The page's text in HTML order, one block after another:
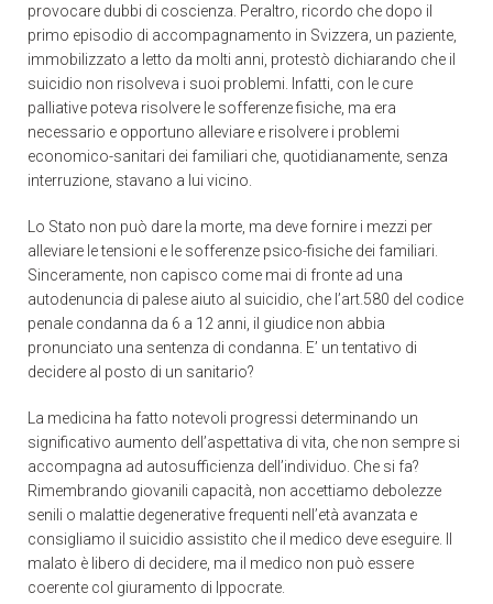
provocare dubbi di coscienza. Peraltro, ricordo che dopo il
primo episodio di accompagnamento in Svizzera, un paziente,
immobilizzato a letto da molti anni, protestò dichiarando che il
suicidio non risolveva i suoi problemi. Infatti, con le cure
palliative poteva risolvere le sofferenze fisiche, ma era
necessario e opportuno alleviare e risolvere i problemi
economico-sanitari dei familiari che, quotidianamente, senza
interruzione, stavano a lui vicino.
Lo Stato non può dare la morte, ma deve fornire i mezzi per
alleviare le tensioni e le sofferenze psico-fisiche dei familiari.
Sinceramente, non capisco come mai di fronte ad una
autodenuncia di palese aiuto al suicidio, che l’art.580 del codice
penale condanna da 6 a 12 anni, il giudice non abbia
pronunciato una sentenza di condanna. E’ un tentativo di
decidere al posto di un sanitario?
La medicina ha fatto notevoli progressi determinando un
significativo aumento dell’aspettativa di vita, che non sempre si
accompagna ad autosufficienza dell’individuo. Che si fa?
Rimembrando giovanili capacità, non accettiamo debolezze
senili o malattie degenerative frequenti nell’età avanzata e
consigliamo il suicidio assistito che il medico deve eseguire. Il
malato è libero di decidere, ma il medico non può essere
coerente col giuramento di Ippocrate.